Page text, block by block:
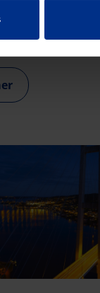
sparer tid på